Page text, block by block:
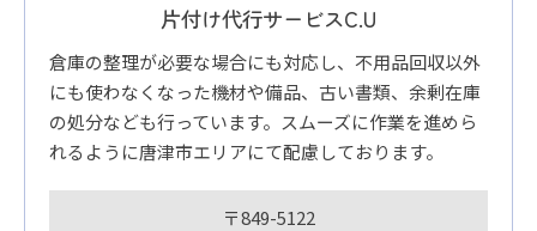
片付け代行サービスC.U
倉庫の整理が必要な場合にも対応し、不用品回収以外
にも使わなくなった機材や備品、古い書類、余剰在庫
の処分なども行っています。スムーズに作業を進めら
れるように唐津市エリアにて配慮しております。
〒849-5122